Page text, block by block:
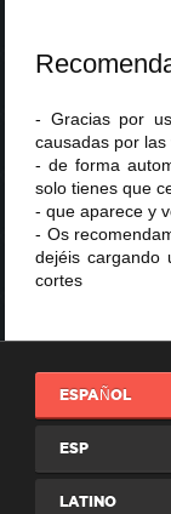
- Gracias por
causadas por
- de forma
solo tienes que
- que aparece y
- Os
dejéis cargando
cortes
ESPAÑOL
ESP
LATINO